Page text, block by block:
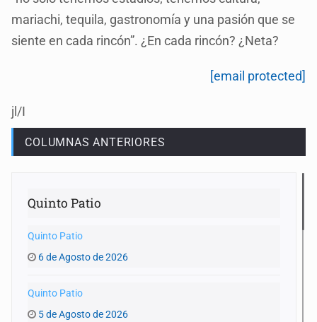
mariachi, tequila, gastronomía y una pasión que se
siente en cada rincón”. ¿En cada rincón? ¿Neta?
[email protected]
jl/I
COLUMNAS ANTERIORES
Quinto Patio
Quinto Patio
6 de Agosto de 2026
Quinto Patio
5 de Agosto de 2026